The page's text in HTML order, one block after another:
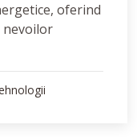
oferind
nevoilor